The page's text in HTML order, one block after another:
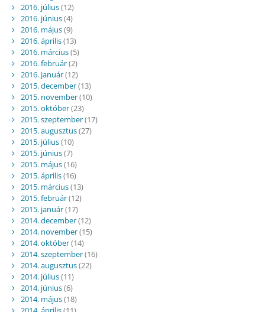
2016. július(12)
2016. június(4)
2016. május(9)
2016. április(13)
2016. március(5)
2016. február(2)
2016. január(12)
2015. december(13)
2015. november(10)
2015. október(23)
2015. szeptember(17)
2015. augusztus(27)
2015. július(10)
2015. június(7)
2015. május(16)
2015. április(16)
2015. március(13)
2015. február(12)
2015. január(17)
2014. december(12)
2014. november(15)
2014. október(14)
2014. szeptember(16)
2014. augusztus(22)
2014. július(11)
2014. június(6)
2014. május(18)